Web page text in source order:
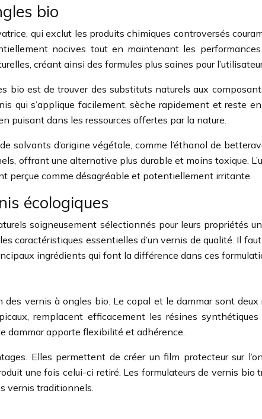
bio
qui exclut les produits chimiques controversés
nocives tout en maintenant les
créant ainsi des formules plus saines pour
bio est de trouver des substituts naturels aux
qui s’applique facilement, sèche rapidement et reste
puisant dans les ressources offertes par la nature.
solvants d’origine végétale, comme l’éthanol de
offrant une alternative plus durable et moins toxique.
perçue comme désagréable et potentiellement irritante.
écologiques
soigneusement sélectionnés pour leurs propriétés
caractéristiques essentielles d’un vernis de qualité. Il
ingrédients qui font la différence dans ces
vernis à ongles bio. Le copal et le dammar sont
remplacent efficacement les résines
dammar apporte flexibilité et adhérence.
Elles permettent de créer un film protecteur sur
une fois celui-ci retiré. Les formulateurs de vernis
vernis traditionnels.